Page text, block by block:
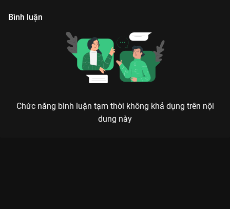
Bình luận
Chức năng bình luận tạm thời không khả dụng trên nội
dung này